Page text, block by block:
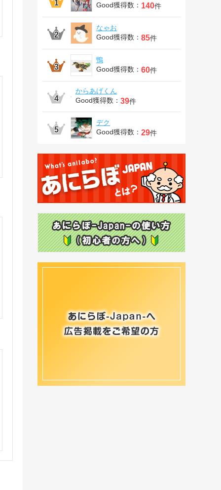
Good獲得数： 140件
なゃお
Good獲得数： 85件
鴨
Good獲得数： 60件
からあげくん
Good獲得数： 39件
デク
Good獲得数： 29件